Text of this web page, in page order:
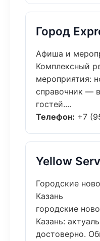
Город
Афиша и
Комплексный
мероприятия:
справочник —
гостей....
Телефон: +7
Yellow
Городские
Казань
городские
Казань:
достоверно.